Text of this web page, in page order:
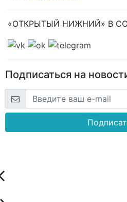
«ОТКРЫТЫЙ НИЖНИЙ» В
Подписаться на